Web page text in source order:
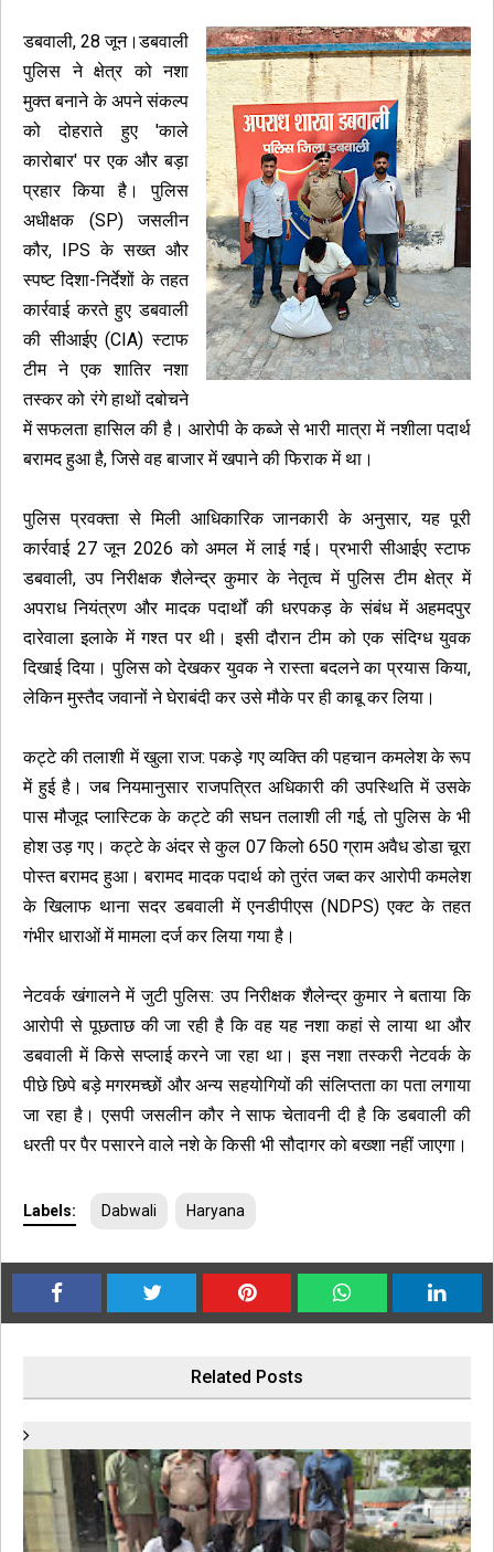
डबवाली, 28 जून।डबवाली
पुलिस ने क्षेत्र को नशा
मुक्त बनाने के अपने संकल्प
को दोहराते हुए 'काले
कारोबार' पर एक और बड़ा
प्रहार किया है। पुलिस
अधीक्षक (SP) जसलीन
कौर, IPS के सख्त और
स्पष्ट दिशा-निर्देशों के तहत
कार्रवाई करते हुए डबवाली
की सीआईए (CIA) स्टाफ
टीम ने एक शातिर नशा
तस्कर को रंगे हाथों दबोचने
में सफलता हासिल की है। आरोपी के कब्जे से भारी मात्रा में नशीला पदार्थ
बरामद हुआ है, जिसे वह बाजार में खपाने की फिराक में था।
पुलिस प्रवक्ता से मिली आधिकारिक जानकारी के अनुसार, यह पूरी
कार्रवाई 27 जून 2026 को अमल में लाई गई। प्रभारी सीआईए स्टाफ
डबवाली, उप निरीक्षक शैलेन्द्र कुमार के नेतृत्व में पुलिस टीम क्षेत्र में
अपराध नियंत्रण और मादक पदार्थों की धरपकड़ के संबंध में अहमदपुर
दारेवाला इलाके में गश्त पर थी। इसी दौरान टीम को एक संदिग्ध युवक
दिखाई दिया। पुलिस को देखकर युवक ने रास्ता बदलने का प्रयास किया,
लेकिन मुस्तैद जवानों ने घेराबंदी कर उसे मौके पर ही काबू कर लिया।
कट्टे की तलाशी में खुला राज: पकड़े गए व्यक्ति की पहचान कमलेश के रूप
में हुई है। जब नियमानुसार राजपत्रित अधिकारी की उपस्थिति में उसके
पास मौजूद प्लास्टिक के कट्टे की सघन तलाशी ली गई, तो पुलिस के भी
होश उड़ गए। कट्टे के अंदर से कुल 07 किलो 650 ग्राम अवैध डोडा चूरा
पोस्त बरामद हुआ। बरामद मादक पदार्थ को तुरंत जब्त कर आरोपी कमलेश
के खिलाफ थाना सदर डबवाली में एनडीपीएस (NDPS) एक्ट के तहत
गंभीर धाराओं में मामला दर्ज कर लिया गया है।
नेटवर्क खंगालने में जुटी पुलिस: उप निरीक्षक शैलेन्द्र कुमार ने बताया कि
आरोपी से पूछताछ की जा रही है कि वह यह नशा कहां से लाया था और
डबवाली में किसे सप्लाई करने जा रहा था। इस नशा तस्करी नेटवर्क के
पीछे छिपे बड़े मगरमच्छों और अन्य सहयोगियों की संलिप्तता का पता लगाया
जा रहा है। एसपी जसलीन कौर ने साफ चेतावनी दी है कि डबवाली की
धरती पर पैर पसारने वाले नशे के किसी भी सौदागर को बख्शा नहीं जाएगा।
Labels: Dabwali Haryana
Related Posts